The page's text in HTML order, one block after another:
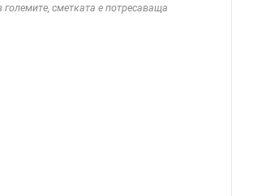
сметката е потресаваща